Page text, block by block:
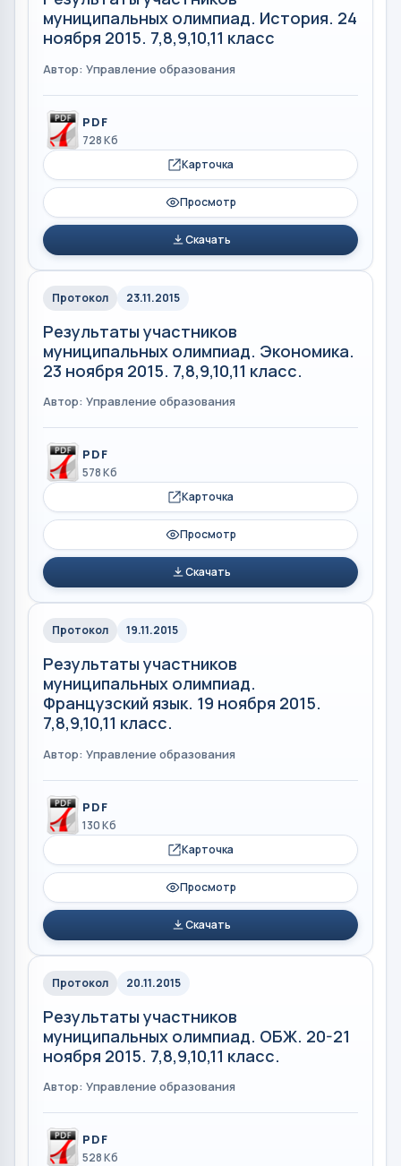
муниципальных олимпиад. История. 24
ноября 2015. 7,8,9,10,11 класс
Автор: Управление образования
PDF
728 Кб
Карточка
Просмотр
Скачать
Протокол 23.11.2015
Результаты участников
муниципальных олимпиад. Экономика.
23 ноября 2015. 7,8,9,10,11 класс.
Автор: Управление образования
PDF
578 Кб
Карточка
Просмотр
Скачать
Протокол 19.11.2015
Результаты участников
муниципальных олимпиад.
Французский язык. 19 ноября 2015.
7,8,9,10,11 класс.
Автор: Управление образования
PDF
130 Кб
Карточка
Просмотр
Скачать
Протокол 20.11.2015
Результаты участников
муниципальных олимпиад. ОБЖ. 20-21
ноября 2015. 7,8,9,10,11 класс.
Автор: Управление образования
PDF
528 Кб